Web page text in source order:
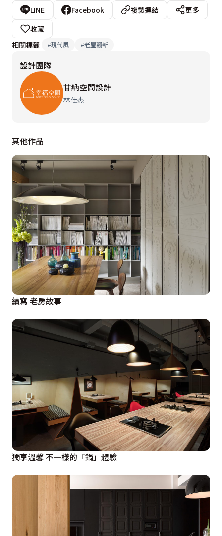
物件上綴以高彩度色彩，呈現屋主希望LOFT風格的空間
新味道。
LINE Facebook 複製連結
更多
收藏
相關標籤
#現代風 #老屋翻新
設計團隊
甘納空間設計
林仕杰
其他作品
續寫 老房故事
獨享溫馨 不一樣的「鍋」體驗